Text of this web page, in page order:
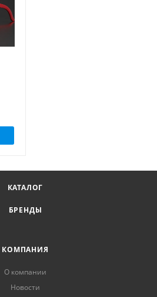
КАТАЛОГ
БРЕНДЫ
КОМПАНИЯ
О компании
Новости